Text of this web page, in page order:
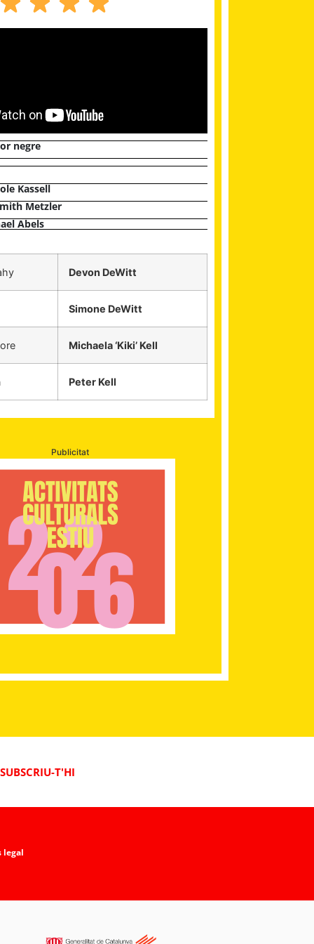
negre
Kassell
Metzler
Abels
Devon DeWitt
Simone DeWitt
Michaela ‘Kiki’ Kell
Peter Kell
Publicitat
SUBSCRIU-T'HI
legal